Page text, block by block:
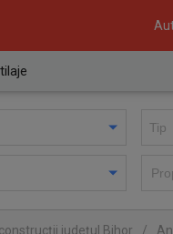
judeţul Bihor /